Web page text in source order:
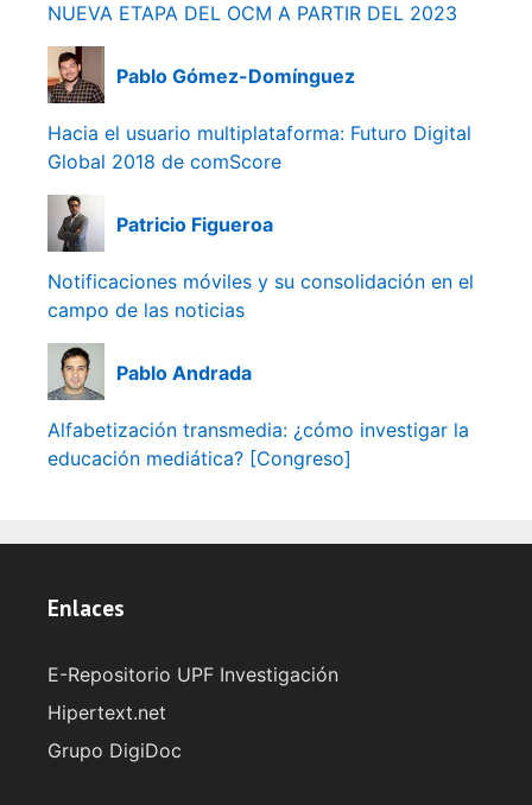
NUEVA ETAPA DEL OCM A PARTIR DEL 2023
Pablo Gómez-Domínguez
Hacia el usuario multiplataforma: Futuro Digital
Global 2018 de comScore
Patricio Figueroa
Notificaciones móviles y su consolidación en el
campo de las noticias
Pablo Andrada
Alfabetización transmedia: ¿cómo investigar la
educación mediática? [Congreso]
Enlaces
E-Repositorio UPF Investigación
Hipertext.net
Grupo DigiDoc